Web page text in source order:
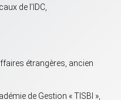
de l’IDC,
étrangères, ancien
de Gestion « TISBI »,